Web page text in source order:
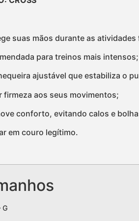
suas mãos durante as atividades
para treinos mais intensos;
ajustável que estabiliza o
aos seus movimentos;
conforto, evitando calos e
em couro legítimo.
G